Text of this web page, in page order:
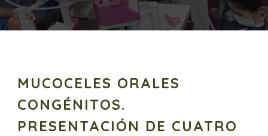
MUCOCELES ORALES
CONGÉNITOS.
PRESENTACIÓN DE CUATRO